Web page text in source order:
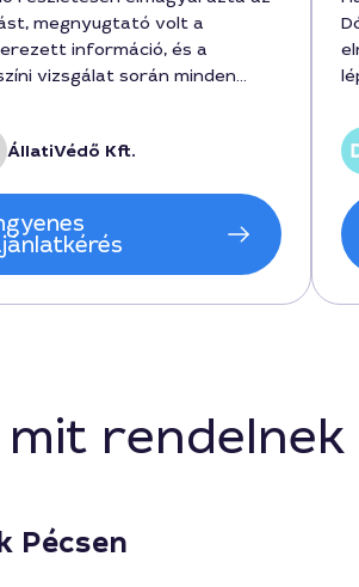
megnyugtató volt a
információ, és a
vizsgálat során minden
forint volt, amit a
és a vizsgálat alapján
találtam. Az első
megkeresés óta
éreztem magam,
fogom másoknak is Hatósági
ÁllatiVédő Kft.
mit
Pécsen